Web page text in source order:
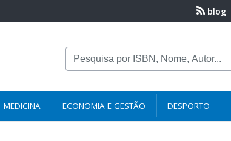
blog
MEDICINA ECONOMIA E GESTÃO DESPORTO